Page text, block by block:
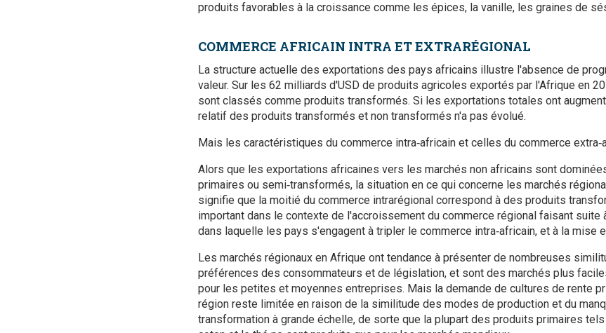
produits favorables à la croissance comme les épices, la vanille, les graines de
COMMERCE AFRICAIN INTRA ET EXTRARÉGIONAL
La structure actuelle des exportations des pays africains illustre l'absence de
valeur. Sur les 62 milliards d'USD de produits agricoles exportés par l'Afrique en
sont classés comme produits transformés. Si les exportations totales ont
relatif des produits transformés et non transformés n'a pas évolué.
Mais les caractéristiques du commerce intra‑africain et celles du commerce
Alors que les exportations africaines vers les marchés non africains sont
primaires ou semi‑transformés, la situation en ce qui concerne les marchés
signifie que la moitié du commerce intrarégional correspond à des produits
important dans le contexte de l'accroissement du commerce régional faisant suite
dans laquelle les pays s'engagent à tripler le commerce intra‑africain, et à la mise
Les marchés régionaux en Afrique ont tendance à présenter de nombreuses
préférences des consommateurs et de législation, et sont des marchés plus
pour les petites et moyennes entreprises. Mais la demande de cultures de rente
région reste limitée en raison de la similitude des modes de production et du
transformation à grande échelle, de sorte que la plupart des produits primaires